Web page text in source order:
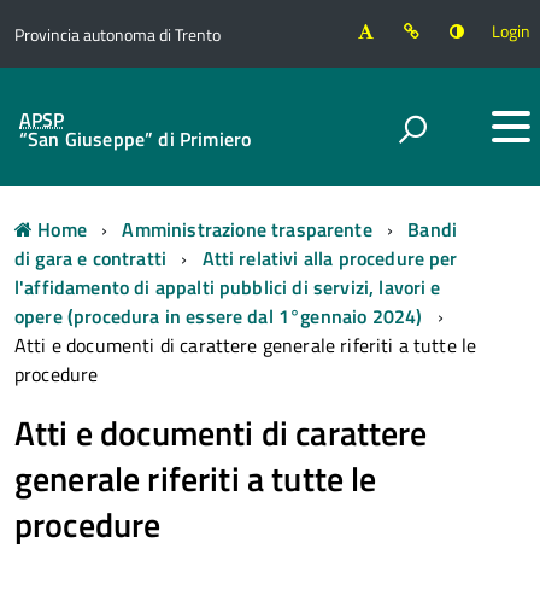
Provincia autonoma di Trento Login
APSP
“San Giuseppe” di Primiero
Home Amministrazione trasparente
Bandi
di gara e contratti
Atti relativi alla procedure per
l'affidamento di appalti pubblici di servizi, lavori e
opere (procedura in essere dal 1°gennaio 2024)
Atti e documenti di carattere generale riferiti a tutte le
procedure
Atti e documenti di carattere
generale riferiti a tutte le
procedure